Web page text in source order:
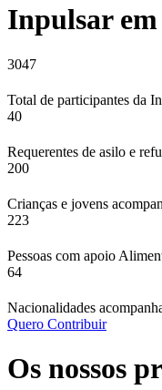
Inpulsar
3047
Total de participantes da
40
Requerentes de asilo e
200
Crianças e jovens
223
Pessoas com apoio
64
Nacionalidades
Quero Contribuir
Os nossos